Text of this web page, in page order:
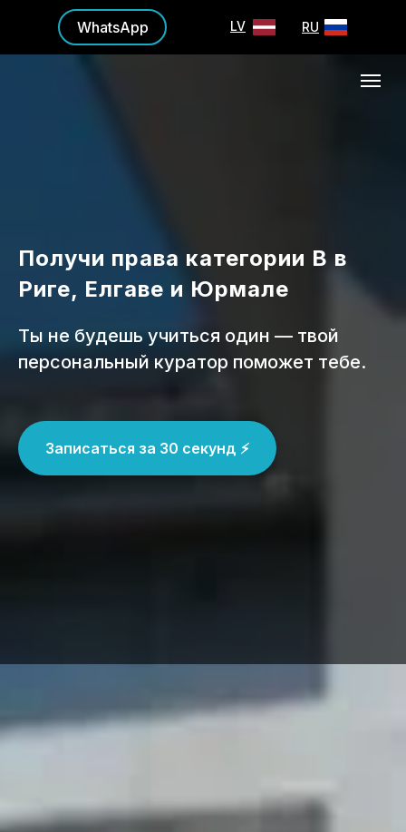
LV RU
WhatsApp
Получи права категории B в
Риге, Елгаве и Юрмале
Ты не будешь учиться один — твой
персональный куратор поможет тебе.
Записаться за 30 секунд ⚡